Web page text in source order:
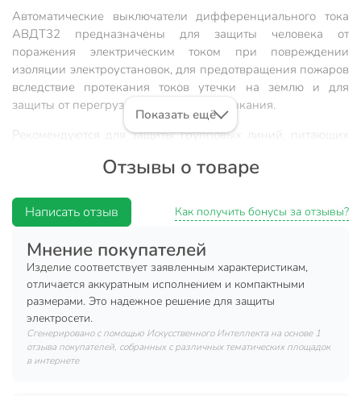
Автоматические выключатели дифференциального тока
АВДТ32 предназначены для защиты человека от
поражения электрическим током при повреждении
изоляции электроустановок, для предотвращения пожаров
вследствие протекания токов утечки на землю и для
защиты от перегрузки и короткого замыкания.
Рекомендуются для защиты групповых линий, питающих
подвалов и гаражей.
Комбинированная схема с электронным модулем
дифференциальной защиты и встроенным
защита человека при прямом прикосновении к
токоведущим частям.
Независимый индикатор положения контактов.
Широкий диапазон рабочих температур от -25°С до
+50°С.
Насечки на контактных зажимах снижают тепловые
Показать ещё
Отзывы о товаре
Написать отзыв Как получить бонусы за отзывы?
Мнение покупателей
Изделие соответствует заявленным характеристикам,
отличается аккуратным исполнением и компактными
размерами. Это надежное решение для защиты
электросети.
Сгенерировано с помощью Искусственного Интеллекта на основе 1
отзыва покупателей, собранных с различных тематических площадок
в интернете